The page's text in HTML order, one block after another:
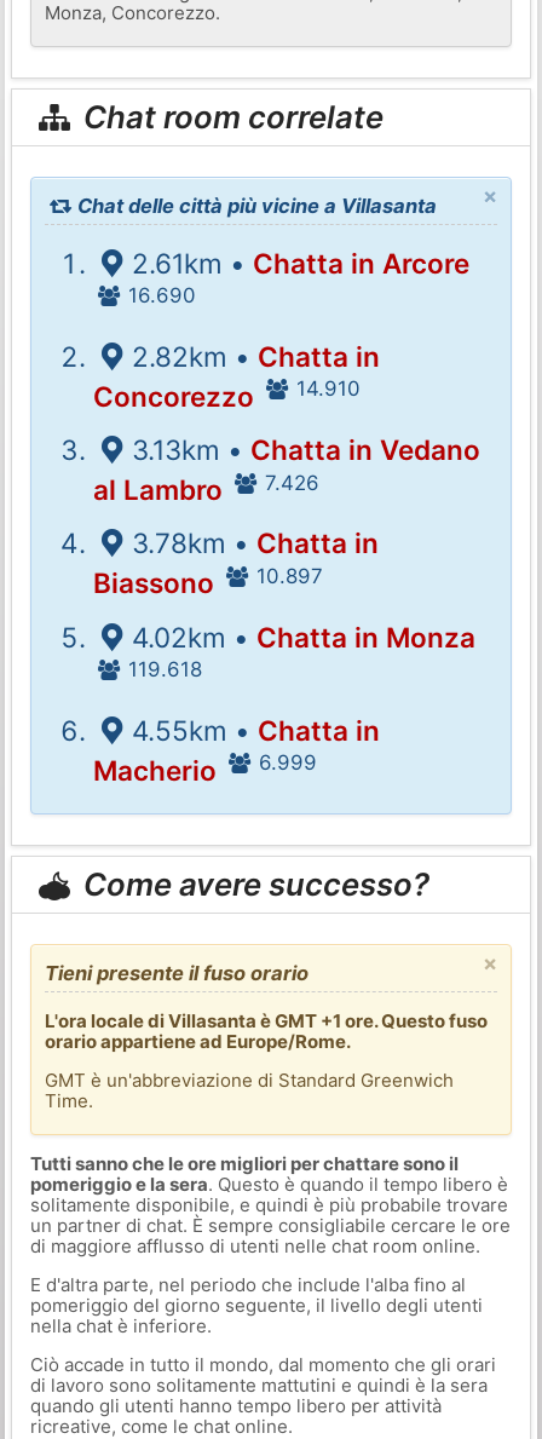
Monza, Concorezzo.
Chat room correlate
×
Chat delle città più vicine a Villasanta
2.61km • Chatta in Arcore
16.690
2.82km • Chatta in
Concorezzo
14.910
3.13km • Chatta in Vedano
al Lambro
7.426
3.78km • Chatta in
Biassono
10.897
4.02km • Chatta in Monza
119.618
4.55km • Chatta in
Macherio
6.999
Come avere successo?
×
Tieni presente il fuso orario
L'ora locale di Villasanta è GMT +1 ore. Questo fuso
orario appartiene ad Europe/Rome.
GMT è un'abbreviazione di Standard Greenwich
Time.
Tutti sanno che le ore migliori per chattare sono il
pomeriggio e la sera. Questo è quando il tempo libero è
solitamente disponibile, e quindi è più probabile trovare
un partner di chat. È sempre consigliabile cercare le ore
di maggiore afflusso di utenti nelle chat room online.
E d'altra parte, nel periodo che include l'alba fino al
pomeriggio del giorno seguente, il livello degli utenti
nella chat è inferiore.
Ciò accade in tutto il mondo, dal momento che gli orari
di lavoro sono solitamente mattutini e quindi è la sera
quando gli utenti hanno tempo libero per attività
ricreative, come le chat online.